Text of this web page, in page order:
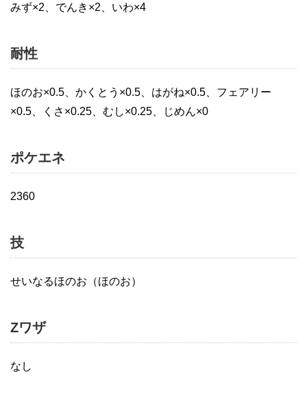
みず×2、でんき×2、いわ×4
耐性
ほのお×0.5、かくとう×0.5、はがね×0.5、フェアリー
×0.5、くさ×0.25、むし×0.25、じめん×0
ポケエネ
2360
技
せいなるほのお（ほのお）
Zワザ
なし